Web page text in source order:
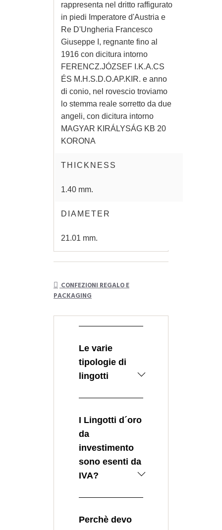
rappresenta nel dritto raffigurato
in piedi Imperatore d'Austria e
Re D'Ungheria Francesco
Giuseppe I, regnante fino al
1916 con dicitura intorno
FERENCZ.JÓZSEF I.K.A.CS
ÉS M.H.S.D.O.AP.KIR. e anno
di conio, nel rovescio troviamo
lo stemma reale sorretto da due
angeli, con dicitura intorno
MAGYAR KIRÁLYSÁG KB 20
KORONA
THICKNESS
1.40 mm.
DIAMETER
21.01 mm.
CONFEZIONI REGALO E
PACKAGING
Le varie
tipologie di
lingotti
I Lingotti d’oro si
in due macro-
categorie:
I lingotti d
´oro Fusi o
´oro Coniati
I lingotti d´oro
I Lingotti d´oro
da
investimento
sono esenti da
IVA?
La Risposta è SI
Nel commercio in
Perchè devo